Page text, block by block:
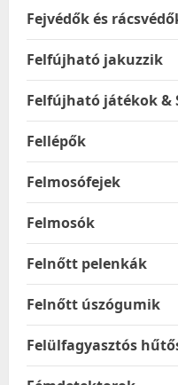
Fejvédők és
Felfújható jakuzzik
Felfújható játékok &
Fellépők
Felmosófejek
Felmosók
Felnőtt pelenkák
Felnőtt úszógumik
Felülfagyasztós